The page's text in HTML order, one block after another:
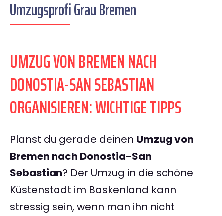
Umzugsprofi Grau Bremen
UMZUG VON BREMEN NACH
DONOSTIA-SAN SEBASTIAN
ORGANISIEREN: WICHTIGE TIPPS
Planst du gerade deinen Umzug von
Bremen nach Donostia-San
Sebastian? Der Umzug in die schöne
Küstenstadt im Baskenland kann
stressig sein, wenn man ihn nicht